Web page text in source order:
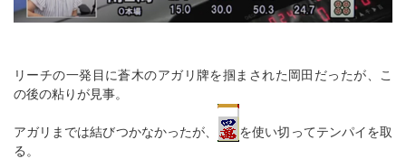
リーチの一発目に蒼木のアガリ牌を掴まされた岡田だったが、こ
の後の粘りが見事。
アガリまでは結びつかなかったが、
を使い切ってテンパイを取
る。